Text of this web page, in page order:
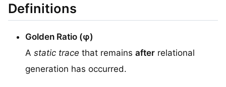
Definitions
Golden Ratio (φ)
A static trace that remains after relational
generation has occurred.